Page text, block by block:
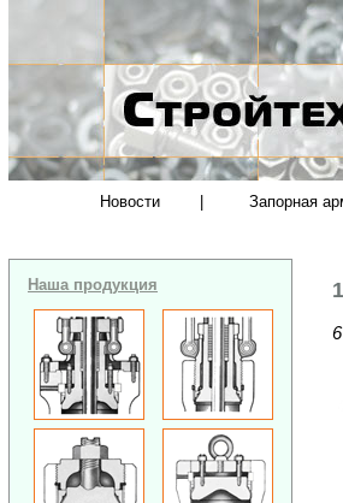
Новости Запорная
Наша продукция